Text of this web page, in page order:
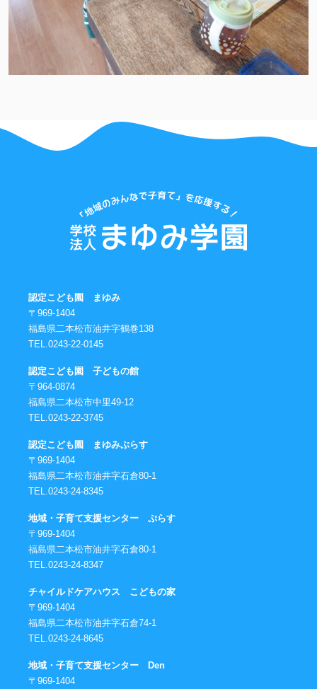
認定こども園 まゆみ
〒969-1404
福島県二本松市油井字鶴巻138
TEL.0243-22-0145
認定こども園 子どもの館
〒964-0874
福島県二本松市中里49-12
TEL.0243-22-3745
認定こども園 まゆみぷらす
〒969-1404
福島県二本松市油井字石倉80-1
TEL.0243-24-8345
地域・子育て支援センター ぷらす
〒969-1404
福島県二本松市油井字石倉80-1
TEL.0243-24-8347
チャイルドケアハウス こどもの家
〒969-1404
福島県二本松市油井字石倉74-1
TEL.0243-24-8645
地域・子育て支援センター Den
〒969-1404